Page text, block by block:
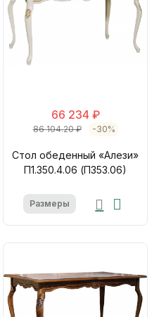
66 234 ₽
86 104.20 ₽ -30%
Стол обеденный «Алези»
П1.350.4.06 (П353.06)
Размеры